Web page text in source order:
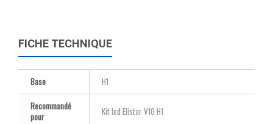
FICHE TECHNIQUE
Base
H1
Recommandé
pour
Kit led Elistar V10 H1